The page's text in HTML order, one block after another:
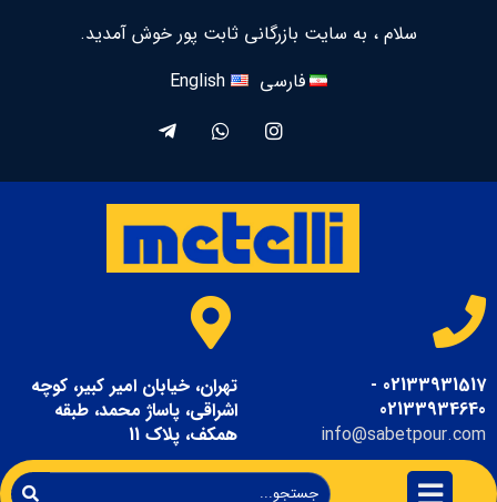
سلام ، به سایت بازرگانی ثابت پور خوش آمدید.
فارسی
English
02133931517 -
02133934640
info@sabetpour.com
تهران، خیابان امیر کبیر، کوچه
اشراقی، پاساژ محمد، طبقه
همکف، پلاک 11